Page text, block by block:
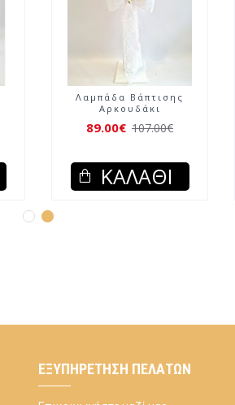
Λαμπάδα Βάπτισης
Αρκουδάκι
89.00€ 107.00€
ΚΑΛΆΘΙ
ΕΞΥΠΗΡΈΤΗΣΗ ΠΕΛΑΤΏΝ